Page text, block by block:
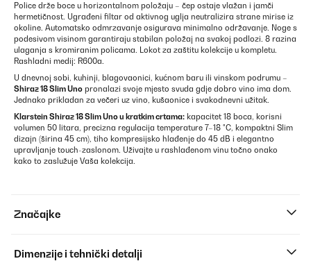
Police drže boce u horizontalnom položaju – čep ostaje vlažan i jamči
hermetičnost. Ugrađeni filtar od aktivnog uglja neutralizira strane mirise iz
okoline. Automatsko odmrzavanje osigurava minimalno održavanje. Noge s
podesivom visinom garantiraju stabilan položaj na svakoj podlozi. 8 razina
ulaganja s kromiranim policama. Lokot za zaštitu kolekcije u kompletu.
Rashladni medij: R600a.
U dnevnoj sobi, kuhinji, blagovaonici, kućnom baru ili vinskom podrumu –
Shiraz 18 Slim Uno pronalazi svoje mjesto svuda gdje dobro vino ima dom.
Jednako prikladan za večeri uz vino, kušaonice i svakodnevni užitak.
Klarstein Shiraz 18 Slim Uno u kratkim crtama: kapacitet 18 boca, korisni
volumen 50 litara, precizna regulacija temperature 7–18 °C, kompaktni Slim
dizajn (širina 45 cm), tiho kompresijsko hlađenje do 45 dB i elegantno
upravljanje touch-zaslonom. Uživajte u rashlađenom vinu točno onako
kako to zaslužuje Vaša kolekcija.
Značajke
Dimenzije i tehnički detalji